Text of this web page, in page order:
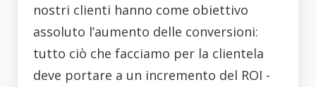
nostri clienti hanno come obiettivo
assoluto l’aumento delle conversioni:
tutto ciò che facciamo per la clientela
deve portare a un incremento del ROI -